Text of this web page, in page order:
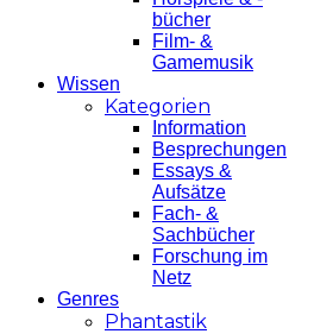
bücher
Film- &
Gamemusik
Wissen
Kategorien
Information
Besprechungen
Essays &
Aufsätze
Fach- &
Sachbücher
Forschung im
Netz
Genres
Phantastik